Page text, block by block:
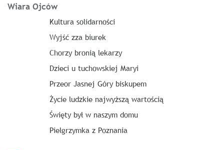
Wiara Ojców
Kultura solidarności
Wyjść zza biurek
Chorzy bronią lekarzy
Dzieci u tuchowskiej Maryi
Przeor Jasnej Góry biskupem
Życie ludzkie najwyższą wartością
Święty był w naszym domu
Pielgrzymka z Poznania